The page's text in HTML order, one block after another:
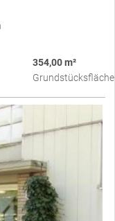
354,00 m²
Grundstücksfläche